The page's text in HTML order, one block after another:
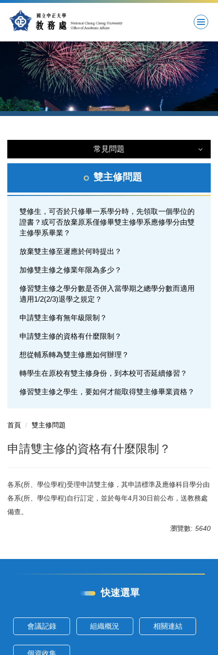
到
常見問題
常見問題
註冊問題
學籍問題
選課問題
成績問題
輔系(所、學位學程)問題
雙主修問題
轉系問題
抵免問題
雙主修問題
雙修生，可否於只修畢一系學分時，先領取一個學位的
證書？或可否放棄原系僅修畢雙主修學系應修學分由雙
主修學系畢業？
放棄雙主修至遲應於何時提出？
加修雙主修之修業年限為多少？
修習雙主修之學分數是否併入當學期之總學分數而適用
適用1/2(2/3)退學之規定？
申請雙主修有無年級限制？
申請雙主修的資格有什麼限制？
想從輔系轉為雙主修應如何辦理？
轉學生在原校有雙主修身份，到本校可否延續修習？
修習雙主修之學生，要如何才能取得雙主修畢業資格？
首頁 雙主修問題
申請雙主修的資格有什麼限制？
各系(所、學位學程)受理申請雙主修，其申請標準及應修科目學分由
各系(所、學位學程)自行訂定，並於每年4月30日前公布，送教務處
備查。
瀏覽數: 5640
快速選單
會議記錄 組織概況 相關連結
個資收集